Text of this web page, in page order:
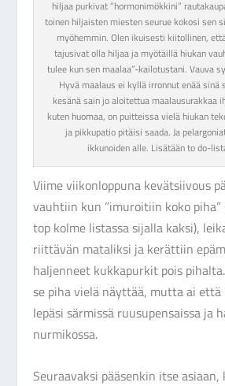
hiljaa purkivat ”hormonimökkini”
toinen hiljaisten miesten seurue kokosi sen
myöhemmin. Olen ikuisesti kiitollinen,
tajusivat olla hiljaa ja myötäillä hiukan
tulee kun sen maalaa”-kailotustani. Vauva
Hyvä maalaus ei kyllä irronnut enää sinä
kesänä sain jo aloitettua maalausurakkaa
kuten huomaa, on puitteissa vielä hiukan
ja pikkupatio pitäisi saada. Ja
ikkunoiden alle. Lisätään to do-
Viime viikonloppuna kevätsiivous
vauhtiin kun ”imuroitiin koko
top kolme listassa sijalla kaksi),
riittävän mataliksi ja kerättiin
haljenneet kukkapurkit pois
se piha vielä näyttää, mutta ai
lepäsi särmissä ruusupensaissa ja
nurmikossa.
Seuraavaksi pääsenkin itse